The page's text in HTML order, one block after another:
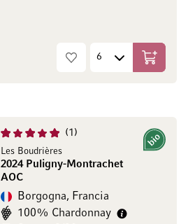
1
Les Boudrières
2024 Puligny-Montrachet
AOC
Bio
Borgogna, Francia
100% Chardonnay